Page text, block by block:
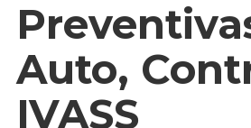
Auto,
IVASS